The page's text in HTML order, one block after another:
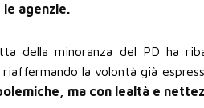
agenzie.
della minoranza del PD ha
la volontà già
ma con lealtà e